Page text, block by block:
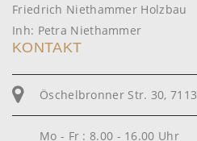
Friedrich Niethammer Holzbau
Inh: Petra Niethammer
KONTAKT
Öschelbronner Str. 30,
Mo - Fr : 8.00 - 16.00 Uhr